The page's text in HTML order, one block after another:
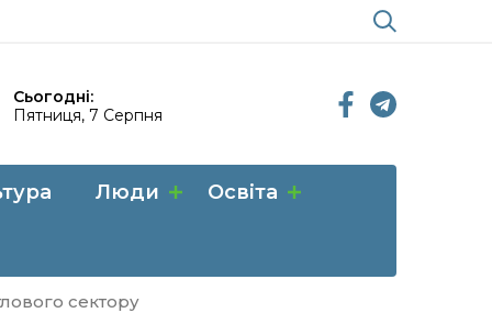
Сьогодні:
Пятниця, 7 Серпня
Люди Освіта
сектору